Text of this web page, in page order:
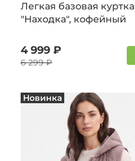
Легкая базовая куртка
"Находка", кофейный
4 999 ₽
6 299 ₽
Новинка